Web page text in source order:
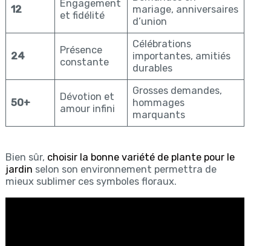
12
Engagement
et fidélité
mariage, anniversaires
d’union
24
Présence
constante
Célébrations
importantes, amitiés
durables
50+
Dévotion et
amour infini
Grosses demandes,
hommages
marquants
Bien sûr, choisir la bonne variété de plante pour le
jardin selon son environnement permettra de
mieux sublimer ces symboles floraux.